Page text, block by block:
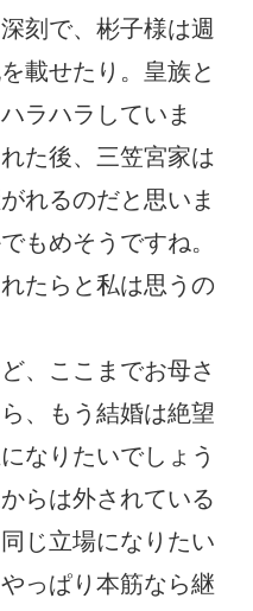
刻で、彬子様は週
載せたり。皇族と
ラハラしていま
た後、三笠宮家は
れるのだと思いま
もめそうですね。
たらと私は思うの
、ここまでお母さ
、もう結婚は絶望
なりたいでしょう
らは外されている
じ立場になりたい
っぱり本筋なら継